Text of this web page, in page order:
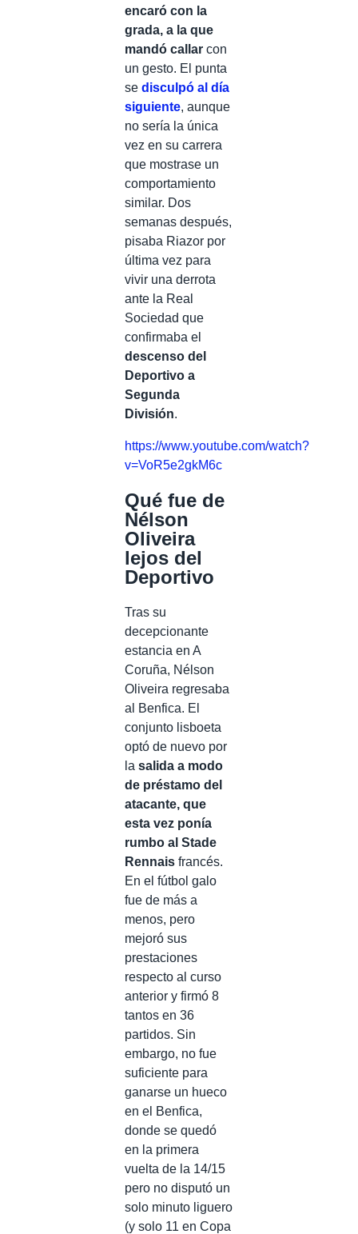
encaró con la
grada, a la que
mandó callar con
un gesto. El punta
se disculpó al día
siguiente, aunque
no sería la única
vez en su carrera
que mostrase un
comportamiento
similar. Dos
semanas después,
pisaba Riazor por
última vez para
vivir una derrota
ante la Real
Sociedad que
confirmaba el
descenso del
Deportivo a
Segunda
División.
https://www.youtube.com/watch?
v=VoR5e2gkM6c
Qué fue de
Nélson
Oliveira
lejos del
Deportivo
Tras su
decepcionante
estancia en A
Coruña, Nélson
Oliveira regresaba
al Benfica. El
conjunto lisboeta
optó de nuevo por
la salida a modo
de préstamo del
atacante, que
esta vez ponía
rumbo al Stade
Rennais francés.
En el fútbol galo
fue de más a
menos, pero
mejoró sus
prestaciones
respecto al curso
anterior y firmó 8
tantos en 36
partidos. Sin
embargo, no fue
suficiente para
ganarse un hueco
en el Benfica,
donde se quedó
en la primera
vuelta de la 14/15
pero no disputó un
solo minuto liguero
(y solo 11 en Copa